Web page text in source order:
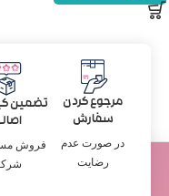
مرجوع کردن
سفارش
در صورت عدم
رضایت
تضمین
فروش